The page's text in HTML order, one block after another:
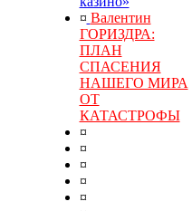
¤ Валентин
ГОРИЗДРА:
ПЛАН
СПАСЕНИЯ
НАШЕГО МИРА
ОТ
КАТАСТРОФЫ
¤
¤
¤
¤
¤